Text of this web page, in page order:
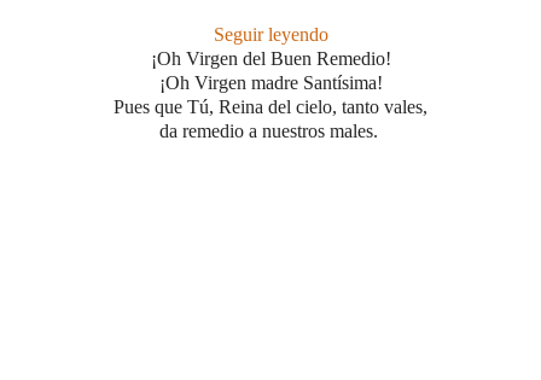
Seguir leyendo
¡Oh Virgen del Buen Remedio!
¡Oh Virgen madre Santísima!
Pues que Tú, Reina del cielo, tanto vales,
da remedio a nuestros males.